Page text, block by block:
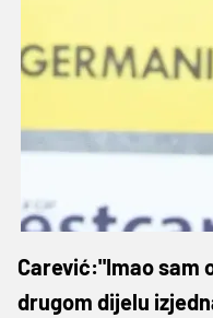
Carević:"Imao sam
drugom dijelu